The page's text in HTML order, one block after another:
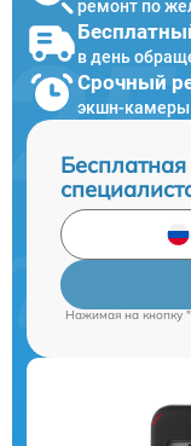
ремонт по
в день
Срочный
экшн-камеры
Нажимая на кнопку